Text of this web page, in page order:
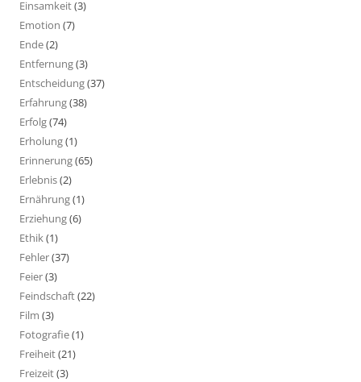
Einsamkeit(3)
Emotion (7)
Ende(2)
Entfernung(3)
Entscheidung(37)
Erfahrung(38)
Erfolg(74)
Erholung(1)
Erinnerung(65)
Erlebnis(2)
Ernährung(1)
Erziehung(6)
Ethik(1)
Fehler(37)
Feier(3)
Feindschaft(22)
Film (3)
Fotografie(1)
Freiheit(21)
Freizeit(3)